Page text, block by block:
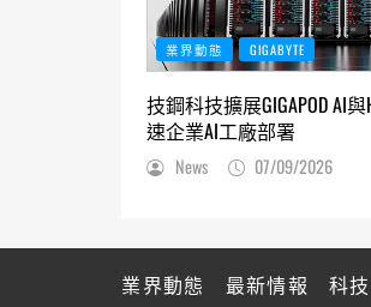
業界動態 GIGABYTE
技鋼科技擴展GIGAPOD AI
速企業AI工廠部署
News 07/09/2026
業界動態 最新情報 科